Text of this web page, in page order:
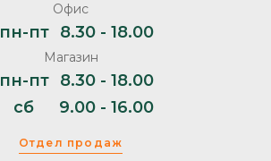
Отдел продаж
Офис
пн-пт 8.30 - 18.00
Магазин
пн-пт
8.30 - 18.00
сб
9.00 - 16.00